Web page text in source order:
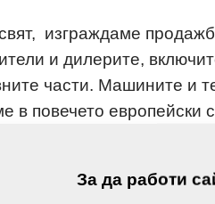
изграждаме
и дилерите,
части. Машините и
в повечето
укрепваме тимовете
в маркетинга,
За да работи